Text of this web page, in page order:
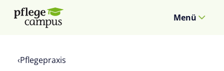
Menü
Pflegepraxis